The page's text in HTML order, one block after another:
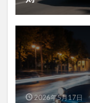
2026年5月17日